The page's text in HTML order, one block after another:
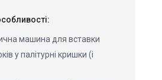
машина для вставки
у палітурні кришки (і